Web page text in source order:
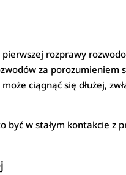
rozprawy
za
ciągnąć się dłużej,
być w stałym kontakcie